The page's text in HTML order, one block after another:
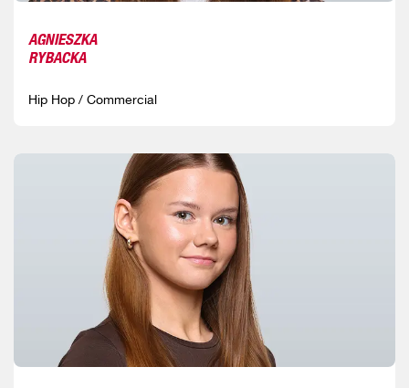
AGNIESZKA
RYBACKA
Hip Hop / Commercial